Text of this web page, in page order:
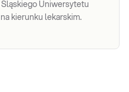
Uniwersytetu
kierunku lekarskim.